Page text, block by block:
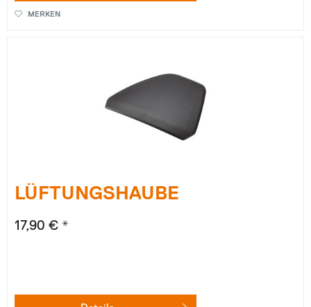
MERKEN
LÜFTUNGSHAUBE
17,90 € *